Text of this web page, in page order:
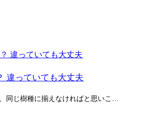
違っていても大丈夫
同じ樹種に揃えなければと思いこ…